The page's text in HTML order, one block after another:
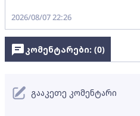
2026/08/07 22:26
კომენტარები: (0)
გააკეთე კომენტარი